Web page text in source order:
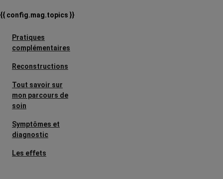
{{ config.mag.topics }}
Pratiques
complémentaires
Reconstructions
Tout savoir sur
mon parcours de
soin
Symptômes et
diagnostic
Les effets